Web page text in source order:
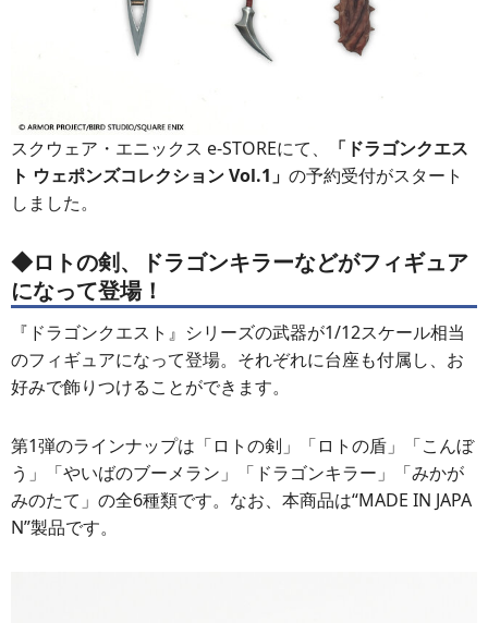
スクウェア・エニックス e-STOREにて、
「ドラゴンクエス
ト ウェポンズコレクション Vol.1」 の予約受付がスタート
しました。
◆ロトの剣、ドラゴンキラーなどがフィギュア
になって登場！
『ドラゴンクエスト』シリーズの武器が1/12スケール相当
のフィギュアになって登場。それぞれに台座も付属し、お
好みで飾りつけることができます。
第1弾のラインナップは「ロトの剣」「ロトの盾」「こんぼ
う」「やいばのブーメラン」「ドラゴンキラー」「みかが
みのたて」の全6種類です。なお、本商品は“MADE IN JAPA
N”製品です。